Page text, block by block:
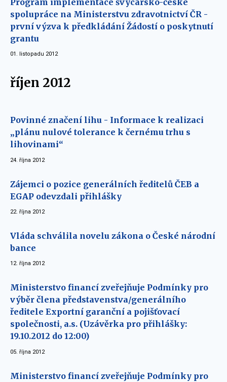
Program implementace švýcarsko-české
spolupráce na Ministerstvu zdravotnictví ČR -
první výzva k předkládání Žádostí o poskytnutí
grantu
01. listopadu 2012
říjen 2012
Povinné značení lihu - Informace k realizaci
„plánu nulové tolerance k černému trhu s
lihovinami“
24. října 2012
Zájemci o pozice generálních ředitelů ČEB a
EGAP odevzdali přihlášky
22. října 2012
Vláda schválila novelu zákona o České národní
bance
12. října 2012
Ministerstvo financí zveřejňuje Podmínky pro
výběr člena představenstva/generálního
ředitele Exportní garanční a pojišťovací
společnosti, a.s. (Uzávěrka pro přihlášky:
19.10.2012 do 12:00)
05. října 2012
Ministerstvo financí zveřejňuje Podmínky pro